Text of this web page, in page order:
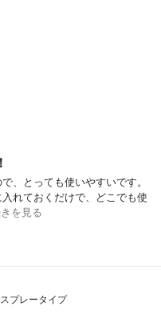
、とっても使いやすいです。
れておくだけで、どこでも使
を見る
プレータイプ